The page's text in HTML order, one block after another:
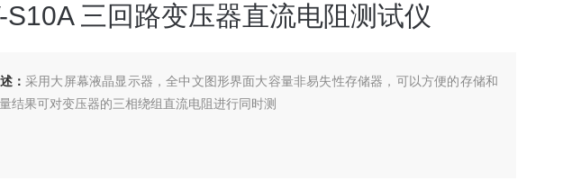
S10A 三回路变压器直流电阻测试仪
： 采用大屏幕液晶显示器，全中文图形界面大容量非易失性存储器，可以方便的存储和
结果可对变压器的三相绕组直流电阻进行同时测